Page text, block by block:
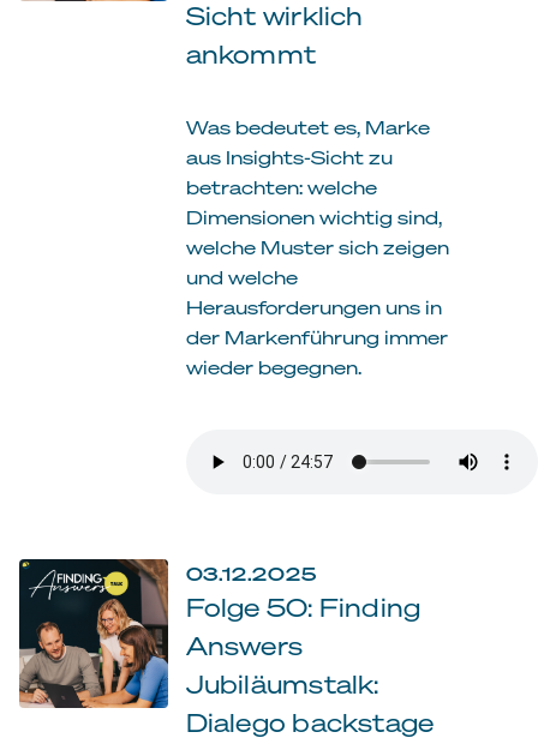
Sicht wirklich
ankommt
Was bedeutet es, Marke
aus Insights-Sicht zu
betrachten: welche
Dimensionen wichtig sind,
welche Muster sich zeigen
und welche
Herausforderungen uns in
der Markenführung immer
wieder begegnen.
03.12.2025
Folge 50: Finding
Answers
Jubiläumstalk:
Dialego backstage